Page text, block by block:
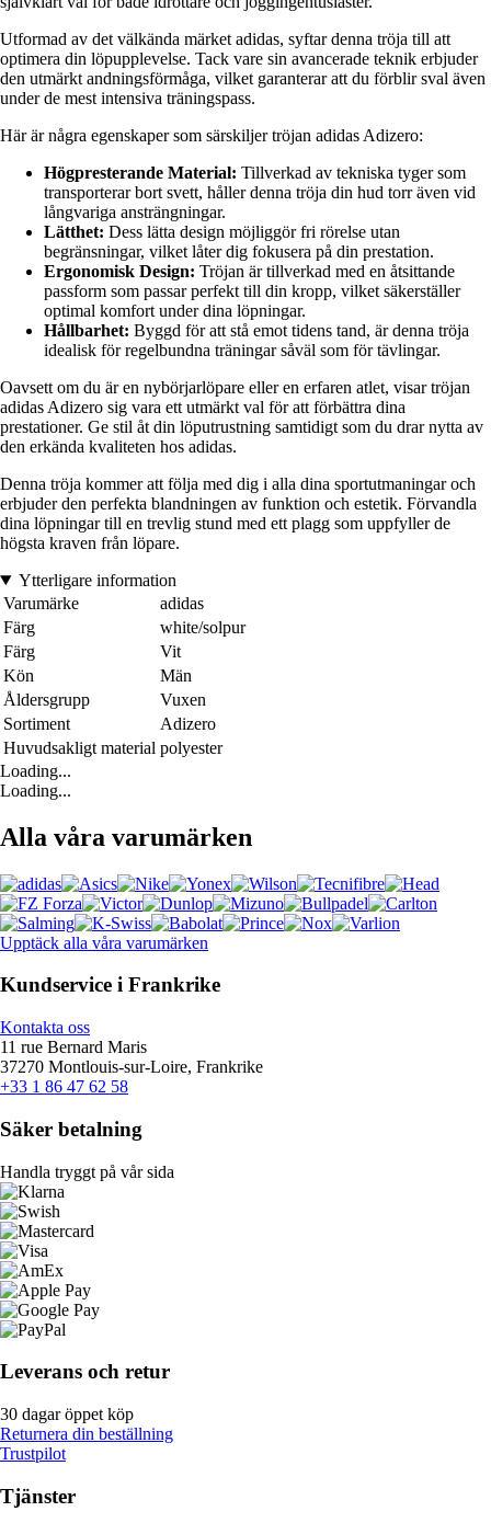
Utformad av det välkända märket adidas, syftar denna tröja till att
optimera din löpupplevelse. Tack vare sin avancerade teknik erbjuder
den utmärkt andningsförmåga, vilket garanterar att du förblir sval även
under de mest intensiva träningspass.
Här är några egenskaper som särskiljer tröjan adidas Adizero:
Högpresterande Material: Tillverkad av tekniska tyger som
transporterar bort svett, håller denna tröja din hud torr även vid
långvariga ansträngningar.
Lätthet: Dess lätta design möjliggör fri rörelse utan
begränsningar, vilket låter dig fokusera på din prestation.
Ergonomisk Design: Tröjan är tillverkad med en åtsittande
passform som passar perfekt till din kropp, vilket säkerställer
optimal komfort under dina löpningar.
Hållbarhet: Byggd för att stå emot tidens tand, är denna tröja
idealisk för regelbundna träningar såväl som för tävlingar.
Oavsett om du är en nybörjarlöpare eller en erfaren atlet, visar tröjan
adidas Adizero sig vara ett utmärkt val för att förbättra dina
prestationer. Ge stil åt din löputrustning samtidigt som du drar nytta av
den erkända kvaliteten hos adidas.
Denna tröja kommer att följa med dig i alla dina sportutmaningar och
erbjuder den perfekta blandningen av funktion och estetik. Förvandla
dina löpningar till en trevlig stund med ett plagg som uppfyller de
högsta kraven från löpare.
Ytterligare information
Varumärke
adidas
Färg
white/solpur
Färg
Vit
Kön
Män
Åldersgrupp
Vuxen
Sortiment
Adizero
Huvudsakligt material polyester
Loading...
Loading...
Alla våra varumärken
Upptäck alla våra varumärken
Kundservice i Frankrike
Kontakta oss
11 rue Bernard Maris
37270 Montlouis-sur-Loire, Frankrike
+33 1 86 47 62 58
Säker betalning
Handla tryggt på vår sida
Leverans och retur
30 dagar öppet köp
Returnera din beställning
Trustpilot
Tjänster